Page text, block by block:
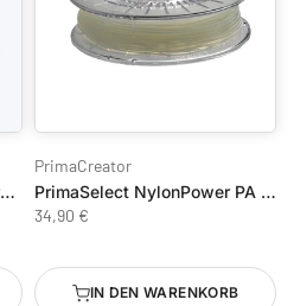
Polymaker PolySupport – Breakaway Support Filament 1,75 mm, 750 g
PrimaCreator
PrimaSelect NylonPower PA 6/66 - 1,75mm - 500g - Natur
34,90 €
IN DEN WARENKORB